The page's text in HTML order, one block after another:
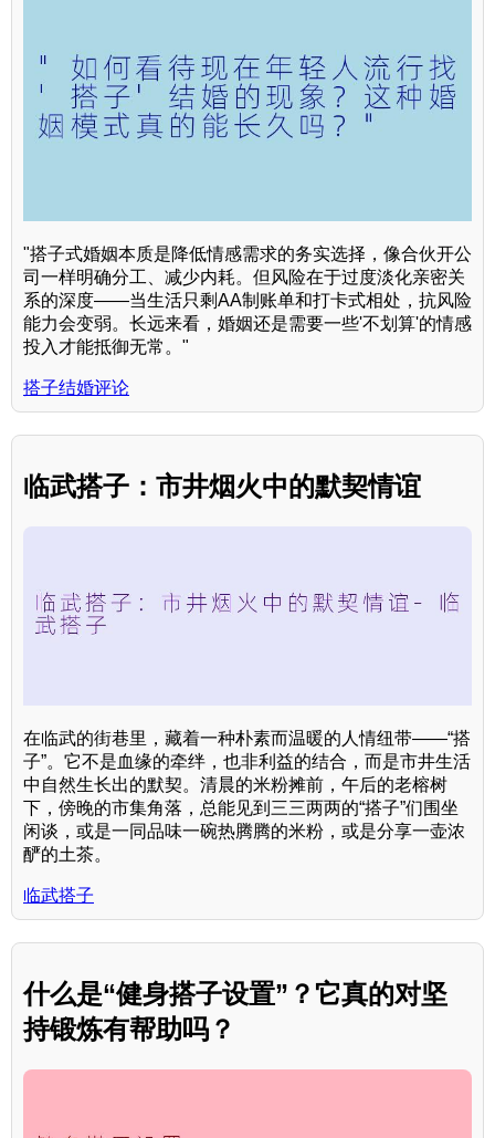
"搭子式婚姻本质是降低情感需求的务实选择，像合伙开公
司一样明确分工、减少内耗。但风险在于过度淡化亲密关
系的深度——当生活只剩AA制账单和打卡式相处，抗风险
能力会变弱。长远来看，婚姻还是需要一些'不划算'的情感
投入才能抵御无常。"
搭子结婚评论
临武搭子：市井烟火中的默契情谊
在临武的街巷里，藏着一种朴素而温暖的人情纽带——“搭
子”。它不是血缘的牵绊，也非利益的结合，而是市井生活
中自然生长出的默契。清晨的米粉摊前，午后的老榕树
下，傍晚的市集角落，总能见到三三两两的“搭子”们围坐
闲谈，或是一同品味一碗热腾腾的米粉，或是分享一壶浓
酽的土茶。
临武搭子
什么是“健身搭子设置”？它真的对坚
持锻炼有帮助吗？